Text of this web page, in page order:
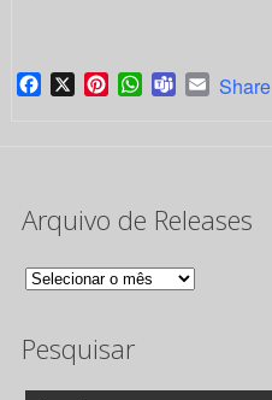
Facebook
X PinterestWhatsApp
TeamsEmail
Share
Arquivo de Releases
Arquivo
Releases
Pesquisar